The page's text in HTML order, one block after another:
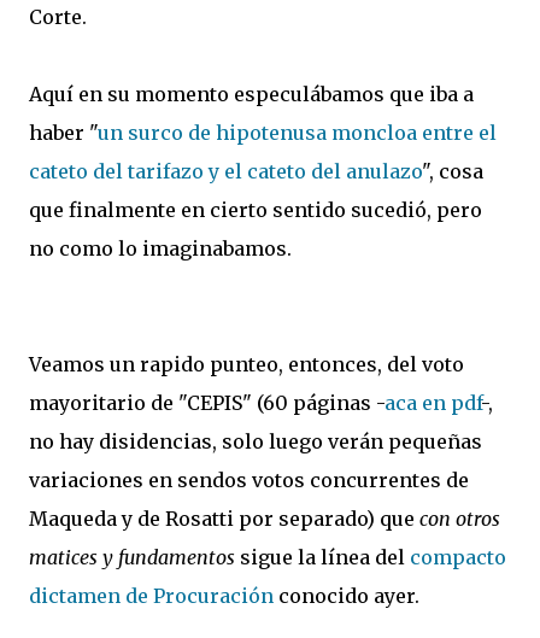
Corte.
Aquí en su momento especulábamos que iba a
haber "un surco de hipotenusa moncloa entre el
cateto del tarifazo y el cateto del anulazo", cosa
que finalmente en cierto sentido sucedió, pero
no como lo imaginabamos.
Veamos un rapido punteo, entonces, del voto
mayoritario de "CEPIS" (60 páginas -aca en pdf-,
no hay disidencias, solo luego verán pequeñas
variaciones en sendos votos concurrentes de
Maqueda y de Rosatti por separado) que con otros
matices y fundamentos sigue la línea del compacto
dictamen de Procuración conocido ayer.